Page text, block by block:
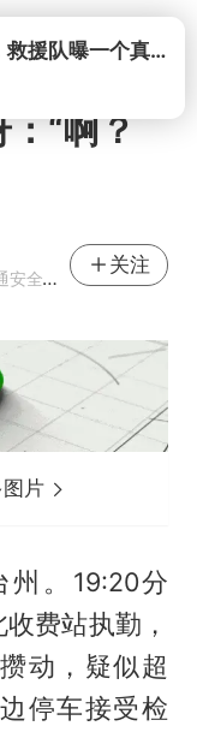
打开温岭9岁男孩被冲走后续，救援队曝一个真相，所有人心里都有底了
“啊？
官方网易号
关注
片
。19:20分
费站执勤，
动，疑似超
停车接受检